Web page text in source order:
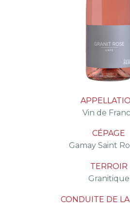
Vin de
CÉPAGE
Gamay Saint
TERROIR
Granitique
CONDUITE DE